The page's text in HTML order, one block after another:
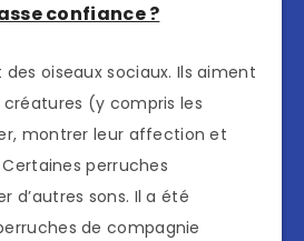
confiance ?
oiseaux sociaux. Ils aiment
(y compris les
montrer leur affection et
perruches
d’autres sons. Il a été
de compagnie